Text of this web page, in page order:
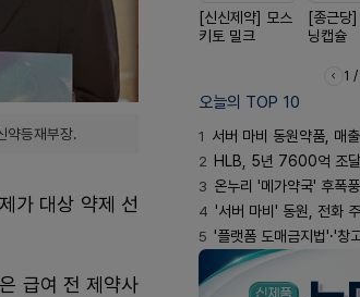
약등재부장.
가 대상 약제 선
급여 전 제약사
[신신제약] 모스
키토 밀크
[종근당]
닝캡슐
1
오늘의 TOP 10
1 서버 마비 동원약품, 매
2 HLB, 5년 7600억 조달
3 온누리 '메가약국' 후폭풍…기
4 '서버 마비' 동원, 전화 주문
5 '플랫폼 도매금지법'·'창고형